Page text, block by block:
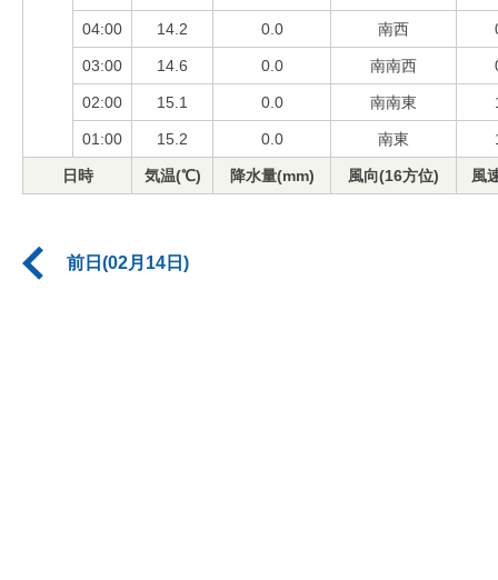
04:00 14.2 0.0 南西
03:00 14.6 0.0 南南西
02:00 15.1 0.0 南南東
01:00 15.2 0.0 南東
日時 気温(℃) 降水量(mm) 風向(16方位) 風
前日(02月14日)